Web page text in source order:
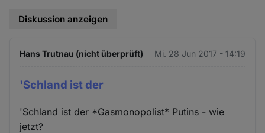
Diskussion anzeigen
Hans Trutnau (nicht überprüft) Mi. 28 Jun 2017 - 14:19
'Schland ist der
'Schland ist der *Gasmonopolist* Putins - wie
jetzt?